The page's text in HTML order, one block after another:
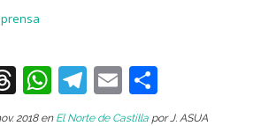
T
h
W
h
T
el
E
m o
2018 en El Norte de Castilla por J. ASUA